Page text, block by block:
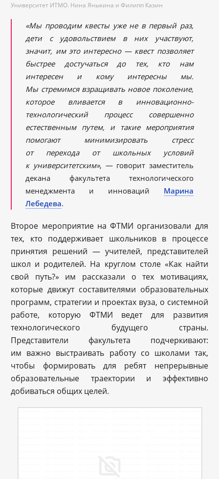
Университет ИТМО. Нина Яныкина и Филипп Казин
«Мы проводим квесты уже не в первый раз,
дети с удовольствием в них участвуют,
значит, им это интересно — квест позволяет
быстрее достучаться до тех, кто нам
интересен и кому интересны мы.
Мы стремимся взращивать новое поколение,
которое вливается в инновационно-
технологический процесс совершенно
естественным путем, и такие мероприятия
помогают минимизировать стресс
от перехода от школьных условий
к университетским», — говорит заместитель
декана факультета технологического
менеджмента и инноваций Марина
Лебедева.
Второе мероприятие на ФТМИ организовали для
тех, кто поддерживает школьников в процессе
принятия решений — учителей, представителей
школ и родителей. На круглом столе «Как найти
свой путь?» им рассказали о тех мотивациях,
которые движут составителями образовательных
программ, стратегии и проектах вуза, о системной
работе, которую ФТМИ ведет для развития
технологического будущего страны.
Представители факультета подчеркивают:
им важно выстраивать работу со школами так,
чтобы формировать для ребят непрерывные
образовательные траектории и эффективно
добиваться общих целей.